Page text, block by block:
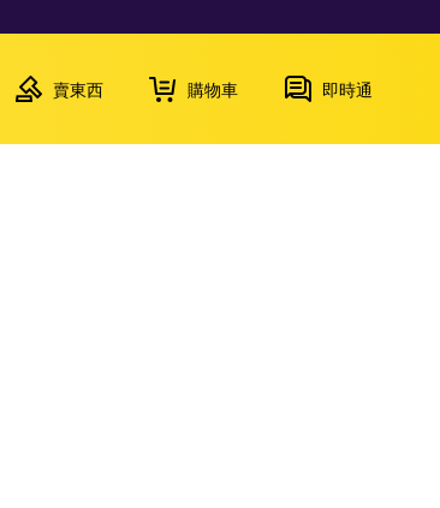
賣東西 購物車 即時通